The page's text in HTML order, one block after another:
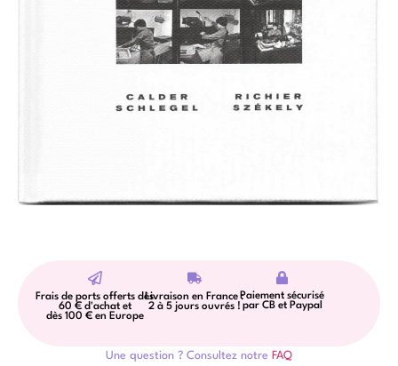
Frais de ports offerts dès
60 € d'achat et
dès 100 € en Europe
Livraison en France :
2 à 5 jours ouvrés !
Paiement sécurisé
par CB et Paypal
Une question ? Consultez notre FAQ